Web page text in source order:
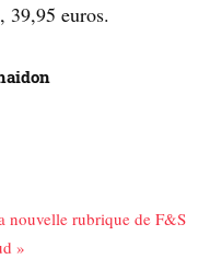
39,95 euros.
nouvelle rubrique de F&S
»